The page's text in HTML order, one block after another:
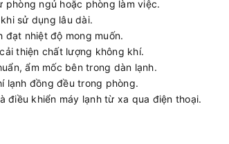
phòng ngủ hoặc phòng làm việc.
sử dụng lâu dài.
đạt nhiệt độ mong muốn.
thiện chất lượng không khí.
ẩm mốc bên trong dàn lạnh.
lạnh đồng đều trong phòng.
điều khiển máy lạnh từ xa qua điện thoại.